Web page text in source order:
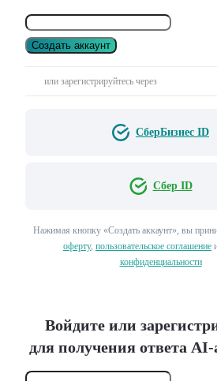
Создать аккаунт
или зарегистрируйтесь через
СберБизнес ID
Сбер ID
Нажимая кнопку «Создать аккаунт», вы
оферту, пользовательское соглашение
конфиденциальности
Войдите или
для получения ответа